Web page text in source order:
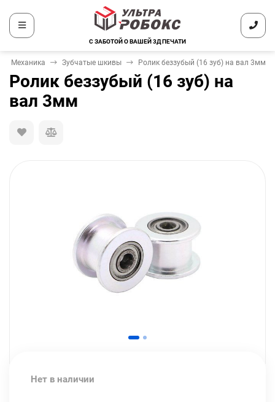
С ЗАБОТОЙ О ВАШЕЙ 3Д ПЕЧАТИ
Механика Зубчатые шкивы Ролик беззубый (16 зуб) на вал 3мм
Ролик беззубый (16 зуб) на
вал 3мм
Нет в наличии